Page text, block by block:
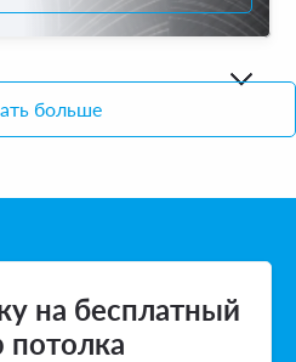
больше
на бесплатный
потолка